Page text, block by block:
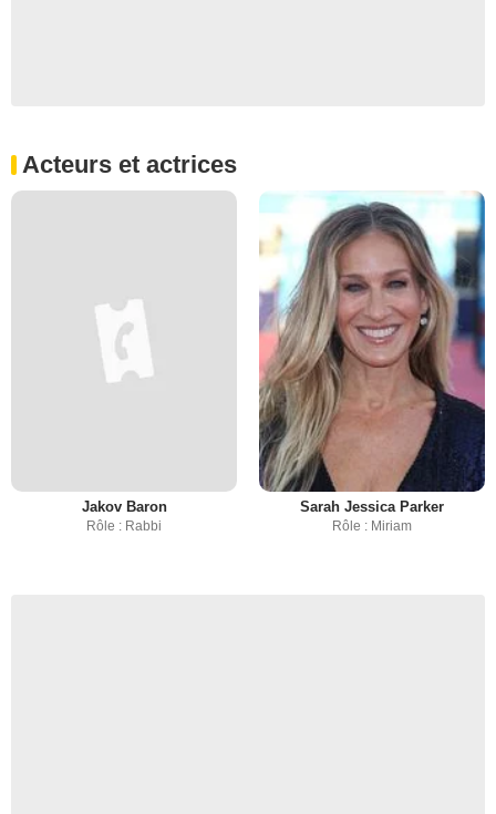
Acteurs et actrices
Jakov Baron
Rôle : Rabbi
Sarah Jessica Parker
Rôle : Miriam